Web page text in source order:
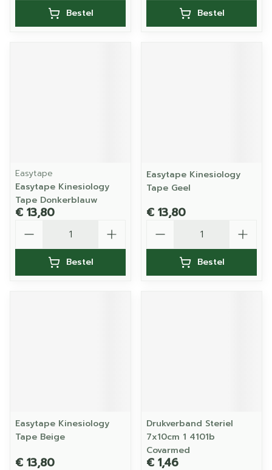
Bestel Bestel
Easytape
Easytape Kinesiology
Tape Donkerblauw
€ 13,80
Bestel
Easytape Kinesiology
Tape Geel
€ 13,80
Bestel
Easytape Kinesiology
Tape Beige
€ 13,80
Drukverband Steriel
7x10cm 1 4101b
Covarmed
€ 1,46